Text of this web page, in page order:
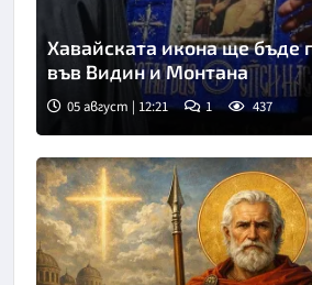
Снимка: БГНЕС
Хавайската икона ще бъде
във Видин и Монтана
05 август | 12:21 1 437